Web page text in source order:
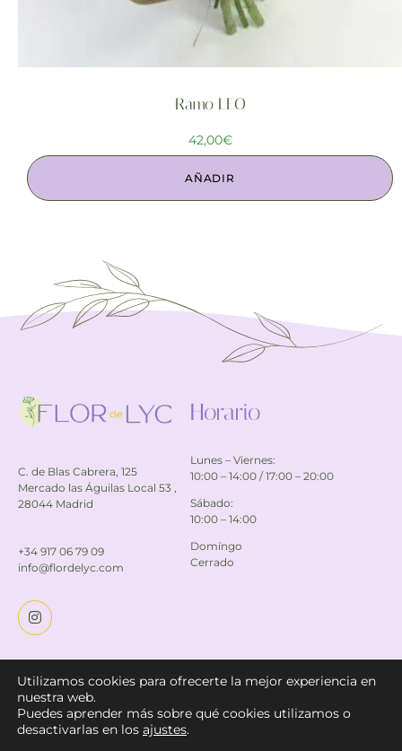
Ramo LEO
42,00€
AÑADIR
C. de Blas Cabrera, 125
Mercado las Águilas Local 53 ,
28044 Madrid
+34 917 06 79 09
info@flordelyc.com
Horario
Lunes – Viernes:
10:00 – 14:00 / 17:00 – 20:00
Sábado:
10:00 – 14:00
Domíngo
Cerrado
© 2025 Web diseñada con porL' Aura Creative. Posicionada por
Rocket22.
Política de privacidad Política de Cookies
Utilizamos cookies para ofrecerte la mejor experiencia en
nuestra web.
Puedes aprender más sobre qué cookies utilizamos o
desactivarlas en los ajustes.